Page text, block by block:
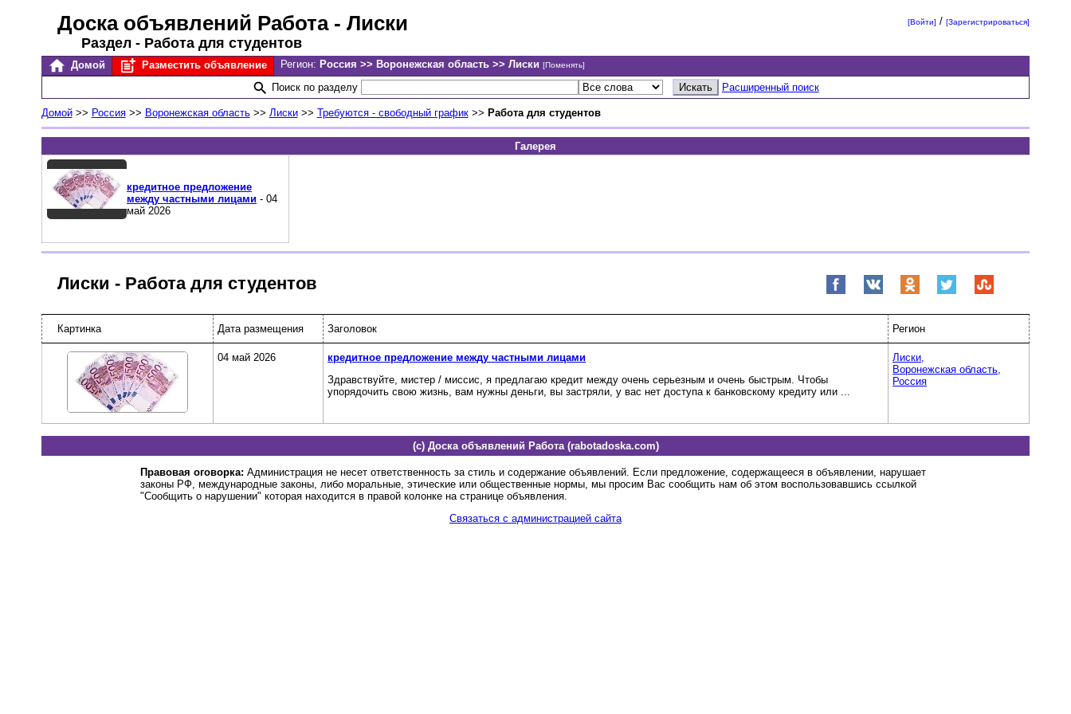
Доска объявлений Работа- Лиски
Раздел - Работа для студентов
[Войти] /[Зарегистрироваться]
Домой Разместить объявление Регион: Россия >> Воронежская область >> Лиски [Поменять]
Поиск по разделу Расширенный поиск
Домой>> Россия>> Воронежская область>> Лиски>> Требуются - свободный график>> Работа для студентов
Галерея
кредитное предложение
между частными лицами- 04
май 2026
Лиски - Работа для студентов
Картинка Дата размещения Заголовок Регион
04 май 2026
кредитное предложение между частными лицами
Здравствуйте, мистер / миссис, я предлагаю кредит между очень серьезным и очень быстрым. Чтобы
упорядочить свою жизнь, вам нужны деньги, вы застряли, у вас нет доступа к банковскому кредиту или ...
Лиски,
Воронежская область,
Россия
(c) Доска объявлений Работа (rabotadoska.com)
Правовая оговорка: Администрация не несет ответственность за стиль и содержание объявлений. Если предложение, содержащееся в объявлении, нарушает
законы РФ, международные законы, либо моральные, этические или общественные нормы, мы просим Вас сообщить нам об этом воспользовавшись ссылкой
"Сообщить о нарушении" которая находится в правой колонке на странице объявления.
Связаться с администрацией сайта